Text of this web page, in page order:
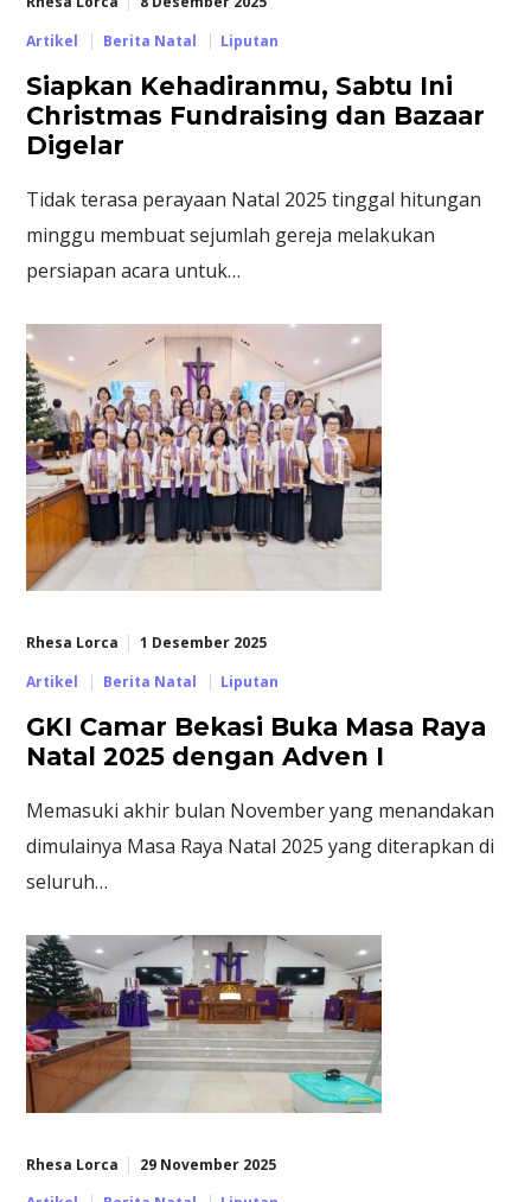
Artikel
Berita Natal Liputan
Siapkan Kehadiranmu, Sabtu Ini
Christmas Fundraising dan Bazaar
Digelar
Tidak terasa perayaan Natal 2025 tinggal hitungan
minggu membuat sejumlah gereja melakukan
persiapan acara untuk…
Rhesa Lorca
1 Desember 2025
Artikel
Berita Natal Liputan
GKI Camar Bekasi Buka Masa Raya
Natal 2025 dengan Adven I
Memasuki akhir bulan November yang menandakan
dimulainya Masa Raya Natal 2025 yang diterapkan di
seluruh…
Rhesa Lorca
29 November 2025